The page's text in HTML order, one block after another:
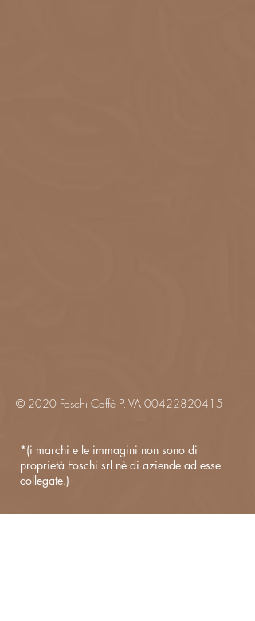
© 2020 Foschi Caffé P.IVA 00422820415
*(i marchi e le immagini non sono di
proprietà Foschi srl nè di aziende ad esse
collegate.)